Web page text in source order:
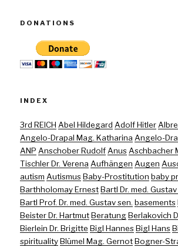
DONATIONS
INDEX
3rd REICH Abel Hildegard Adolf Hitler
Angelo-Drapal Mag. Katharina Angelo-
ANP Anschober Rudolf Anus Aschbacher
Tischler Dr. Verena Aufhängen Augen
autism Autismus Baby-Prostitution baby
Barthholomay Ernest Bartl Dr. med. Gustav
Bartl Prof. Dr. med. Gustav sen. basements
Beister Dr. Hartmut Beratung Berlakovich
Bierlein Dr. Brigitte Bigl Hannes Bigl Hans
spirituality Blümel Mag. Gernot Bogner-